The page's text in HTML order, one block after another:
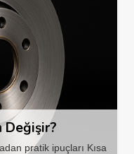
Değişir?
pratik ipuçları Kısa